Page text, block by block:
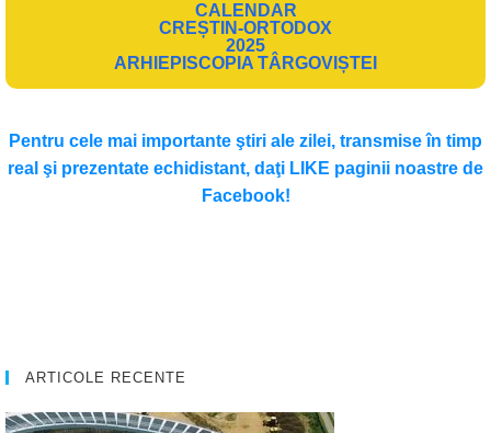
CALENDAR
CREȘTIN-ORTODOX
2025
ARHIEPISCOPIA TÂRGOVIȘTEI
Pentru cele mai importante ştiri ale zilei, transmise în timp
real şi prezentate echidistant, daţi LIKE paginii noastre de
Facebook!
ARTICOLE RECENTE